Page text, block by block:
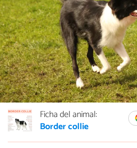
Ficha del animal:
Border collie